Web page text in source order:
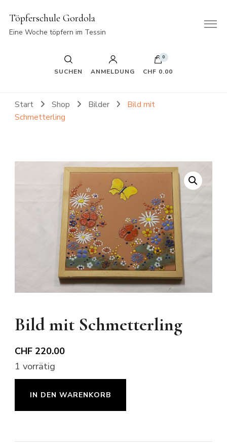
Töpferschule Gordola
Eine Woche töpfern im Tessin
SUCHEN ANMELDUNG
0
CHF 0.00
Start Shop Bilder
Bild mit
Schmetterling
Bild mit Schmetterling
CHF 220.00
1 vorrätig
IN DEN WARENKORB